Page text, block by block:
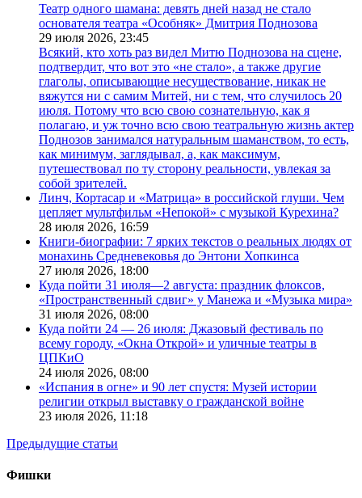
Театр одного шамана: девять дней назад не стало
основателя театра «Особняк» Дмитрия Поднозова
29 июля 2026, 23:45
Всякий, кто хоть раз видел Митю Поднозова на сцене,
подтвердит, что вот это «не стало», а также другие
глаголы, описывающие несуществование, никак не
вяжутся ни с самим Митей, ни с тем, что случилось 20
июля. Потому что всю свою сознательную, как я
полагаю, и уж точно всю свою театральную жизнь актер
Поднозов занимался натуральным шаманством, то есть,
как минимум, заглядывал, а, как максимум,
путешествовал по ту сторону реальности, увлекая за
собой зрителей.
Линч, Кортасар и «Матрица» в российской глуши. Чем
цепляет мультфильм «Непокой» с музыкой Курехина?
28 июля 2026, 16:59
Книги-биографии: 7 ярких текстов о реальных людях от
монахинь Средневековья до Энтони Хопкинса
27 июля 2026, 18:00
Куда пойти 31 июля—2 августа: праздник флоксов,
«Пространственный сдвиг» у Манежа и «Музыка мира»
31 июля 2026, 08:00
Куда пойти 24 — 26 июля: Джазовый фестиваль по
всему городу, «Окна Открой» и уличные театры в
ЦПКиО
24 июля 2026, 08:00
«Испания в огне» и 90 лет спустя: Музей истории
религии открыл выставку о гражданской войне
23 июля 2026, 11:18
Предыдущие статьи
Фишки